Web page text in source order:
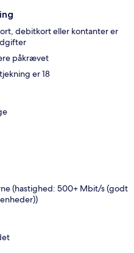
debitkort eller kontanter er
påkrævet
er 18
(hastighed: 500+ Mbit/s (godt